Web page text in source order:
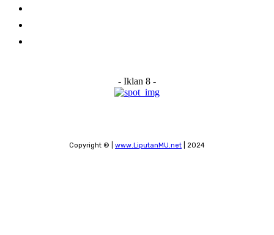
- Iklan 8 -
Copyright © | www.LiputanMU.net | 2024